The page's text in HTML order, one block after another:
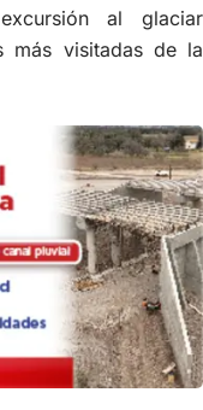
al glaciar
más visitadas de la